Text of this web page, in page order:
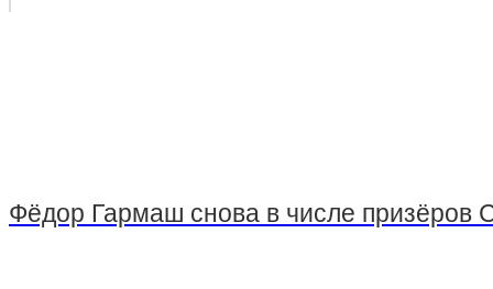
Фёдор Гармаш снова в числе призёров